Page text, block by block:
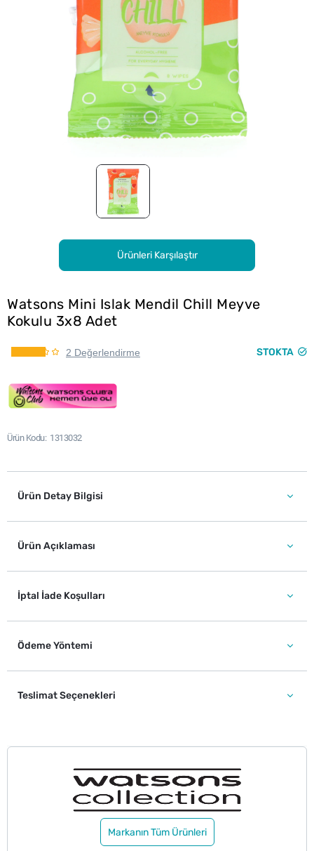
Ürünleri Karşılaştır
Watsons Mini Islak Mendil Chill Meyve
Kokulu 3x8 Adet
2 Değerlendirme STOKTA
Ürün Kodu 1313032
Ürün Detay Bilgisi
Ürün Açıklaması
İptal İade Koşulları
Ödeme Yöntemi
Teslimat Seçenekleri
Markanın Tüm Ürünleri